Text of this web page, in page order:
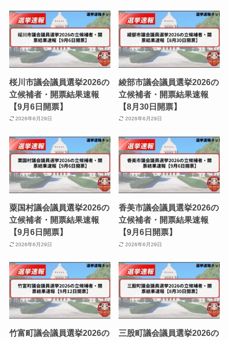
桜川市議会議員選挙2026の
立候補者・開票結果速報
【9月6日開票】
2026年6月29日
綾部市議会議員選挙2026の
立候補者・開票結果速報
【8月30日開票】
2026年6月29日
粟国村議会議員選挙2026の
立候補者・開票結果速報
【9月6日開票】
2026年6月29日
香美市議会議員選挙2026の
立候補者・開票結果速報
【9月6日開票】
2026年6月29日
竹富町議会議員選挙2026の
三股町議会議員選挙2026の